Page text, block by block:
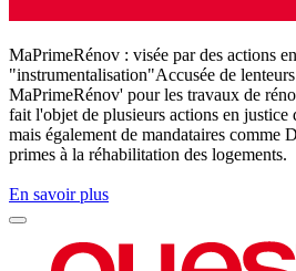
MaPrimeRénov : visée par des actions
"instrumentalisation"Accusée de
MaPrimeRénov' pour les travaux de
fait l'objet de plusieurs actions en justice
mais également de mandataires comme
primes à la réhabilitation des logements.
En savoir plus